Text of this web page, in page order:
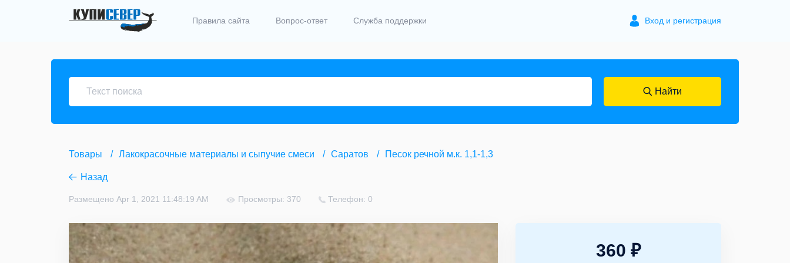
Правила сайта Вопрос-ответ Служба поддержки Вход и регистрация
Найти
Товары Лакокрасочные материалы и сыпучие смеси Саратов Песок речной м.к. 1,1-1,3
Назад
Размещено Apr 1, 2021 11:48:19 AM Просмотры: 370 Телефон: 0
360 ₽